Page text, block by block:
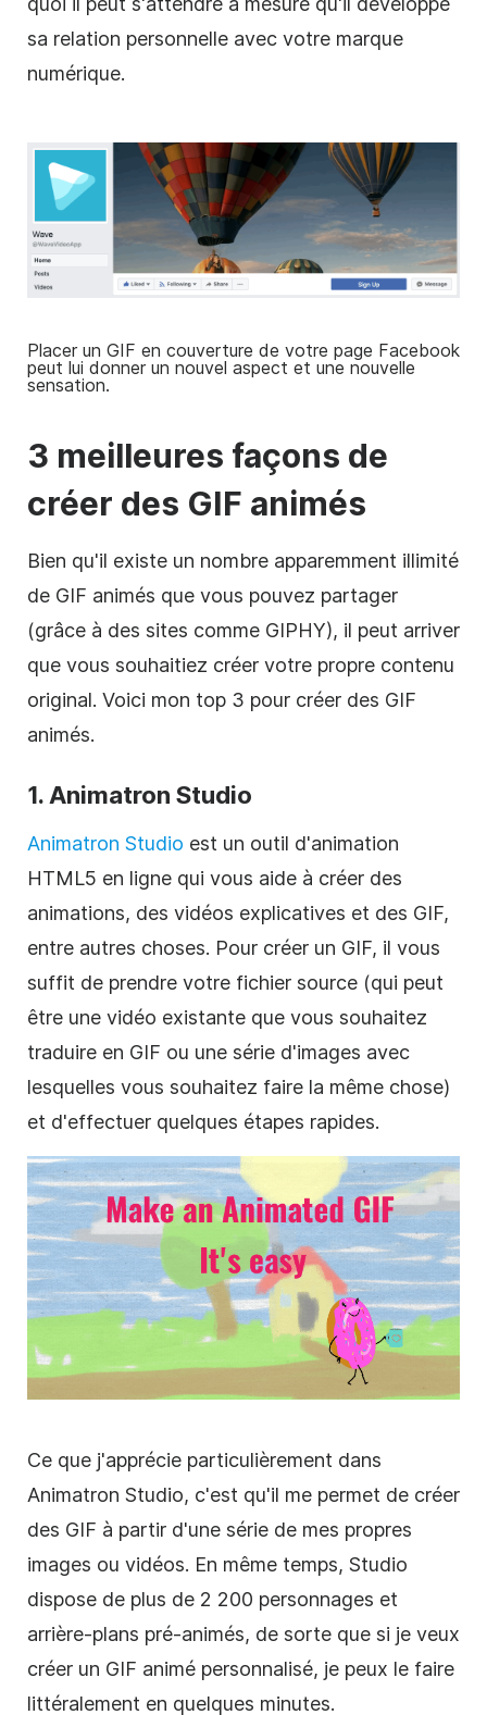
sa relation personnelle avec votre marque
numérique.
Placer un GIF en couverture de votre page Facebook
peut lui donner un nouvel aspect et une nouvelle
sensation.
3 meilleures façons de
créer des GIF animés
Bien qu'il existe un nombre apparemment illimité
de GIF animés que vous pouvez partager
(grâce à des sites comme GIPHY), il peut arriver
que vous souhaitiez créer votre propre contenu
original. Voici mon top 3 pour créer des GIF
animés.
1. Animatron Studio
Animatron Studio est un outil d'animation
HTML5 en ligne qui vous aide à créer des
animations, des vidéos explicatives et des GIF,
entre autres choses. Pour créer un GIF, il vous
suffit de prendre votre fichier source (qui peut
être une vidéo existante que vous souhaitez
traduire en GIF ou une série d'images avec
lesquelles vous souhaitez faire la même chose)
et d'effectuer quelques étapes rapides.
Ce que j'apprécie particulièrement dans
Animatron Studio, c'est qu'il me permet de créer
des GIF à partir d'une série de mes propres
images ou vidéos. En même temps, Studio
dispose de plus de 2 200 personnages et
arrière-plans pré-animés, de sorte que si je veux
créer un GIF animé personnalisé, je peux le faire
littéralement en quelques minutes.